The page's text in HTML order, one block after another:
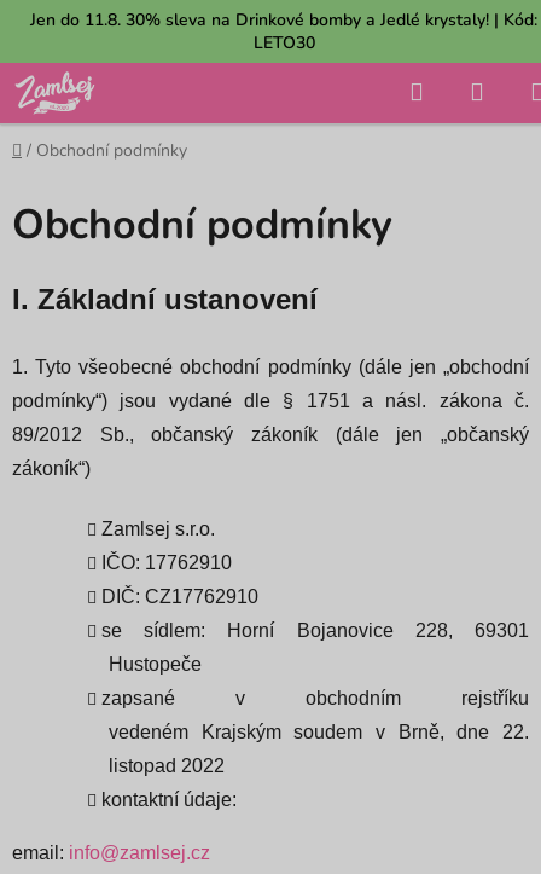
Přejít
obsah
Jen do 11.8. 30% sleva na Drinkové bomby a Jedlé krystaly! | Kód:
LETO30
Hledat
Domů
/ Obchodní podmínky
Obchodní podmínky
I. Základní ustanovení
1. Tyto všeobecné obchodní podmínky (dále jen „obchodní
podmínky“) jsou vydané dle § 1751 a násl. zákona č.
89/2012 Sb., občanský zákoník (dále jen „občanský
zákoník“)
Zamlsej s.r.o.
IČO: 17762910
DIČ: CZ17762910
se sídlem: Horní Bojanovice 228, 69301
Hustopeče
zapsané v obchodním rejstříku
vedeném Krajským soudem v Brně, dne 22.
listopad 2022
kontaktní údaje:
email: info@zamlsej.cz